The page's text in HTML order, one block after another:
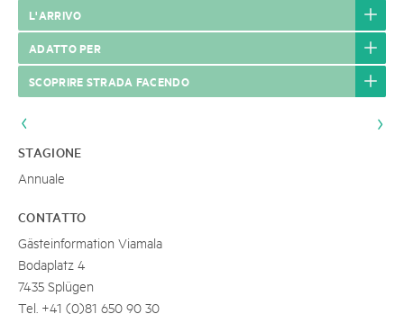
L'ARRIVO
ADATTO PER
SCOPRIRE STRADA FACENDO
STAGIONE
Annuale
CONTATTO
Gästeinformation Viamala
Bodaplatz 4
7435 Splügen
Tel. +41 (0)81 650 90 30